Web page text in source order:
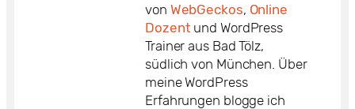
von WebGeckos, Online
Dozent und WordPress
Trainer aus Bad Tölz,
südlich von München. Über
meine WordPress
Erfahrungen blogge ich